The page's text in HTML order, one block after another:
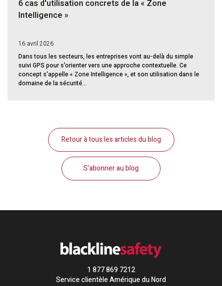
6 cas d'utilisation concrets de la « Zone
Intelligence »
16 avril 2026
Dans tous les secteurs, les entreprises vont au-delà du simple
suivi GPS pour s'orienter vers une approche contextuelle. Ce
concept s'appelle « Zone Intelligence », et son utilisation dans le
domaine de la sécurité...
Retour à tous les articles du blog
S'abonner au blog
1 877 869 7212
Service clientèle Amérique du Nord